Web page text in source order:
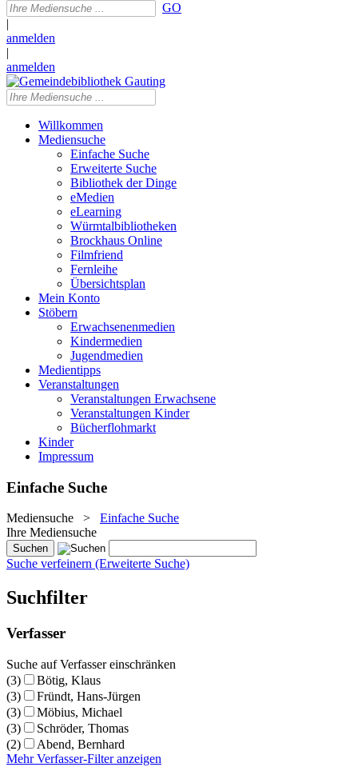
GO
|
anmelden
|
anmelden
Willkommen
Mediensuche
Einfache Suche
Erweiterte Suche
Bibliothek der Dinge
eMedien
eLearning
Würmtalbibliotheken
Brockhaus Online
Filmfriend
Fernleihe
Übersichtsplan
Mein Konto
Stöbern
Erwachsenenmedien
Kindermedien
Jugendmedien
Medientipps
Veranstaltungen
Veranstaltungen Erwachsene
Veranstaltungen Kinder
Bücherflohmarkt
Kinder
Impressum
Einfache Suche
Mediensuche > Einfache Suche
Ihre Mediensuche
Suche verfeinern (Erweiterte Suche)
Suchfilter
Verfasser
Suche auf Verfasser einschränken
(3)
Bötig, Klaus
(3)
Fründt, Hans-Jürgen
(3)
Möbius, Michael
(3)
Schröder, Thomas
(2)
Abend, Bernhard
Mehr Verfasser-Filter anzeigen